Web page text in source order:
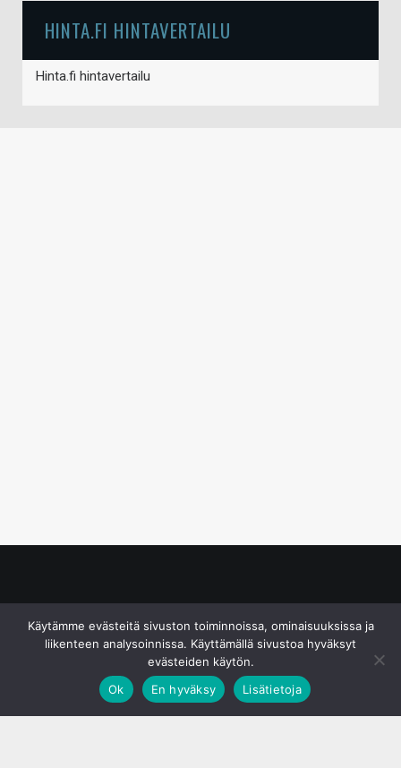
HINTA.FI HINTAVERTAILU
Hinta.fi hintavertailu
Käytämme evästeitä sivuston toiminnoissa, ominaisuuksissa ja
liikenteen analysoinnissa. Käyttämällä sivustoa hyväksyt
evästeiden käytön.
Ok
En hyväksy Lisätietoja